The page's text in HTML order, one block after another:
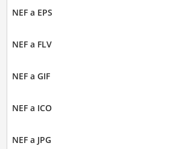
NEF a EPS
NEF a FLV
NEF a GIF
NEF a ICO
NEF a JPG